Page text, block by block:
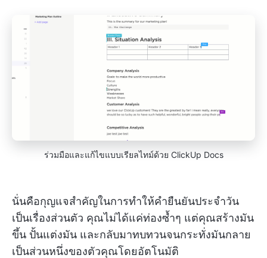
ร่วมมือและแก้ไขแบบเรียลไทม์ด้วย ClickUp Docs
นั่นคือกุญแจสำคัญในการทำให้คำยืนยันประจำวัน
เป็นเรื่องส่วนตัว คุณไม่ได้แค่ท่องซ้ำๆ แต่คุณสร้างมัน
ขึ้น ปั้นแต่งมัน และกลับมาทบทวนจนกระทั่งมันกลาย
เป็นส่วนหนึ่งของตัวคุณโดยอัตโนมัติ